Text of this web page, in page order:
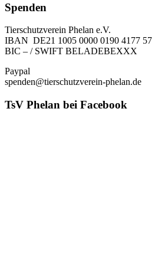
Spenden
Tierschutzverein Phelan e.V.
IBAN DE21 1005 0000 0190 4177 57
BIC – / SWIFT BELADEBEXXX
Paypal
spenden@tierschutzverein-phelan.de
TsV Phelan bei Facebook